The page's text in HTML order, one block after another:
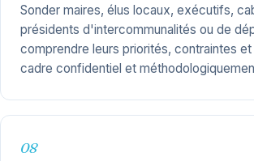
Sonder maires, élus locaux, exécutifs,
présidents d'intercommunalités ou de
comprendre leurs priorités, contraintes et
cadre confidentiel et
08